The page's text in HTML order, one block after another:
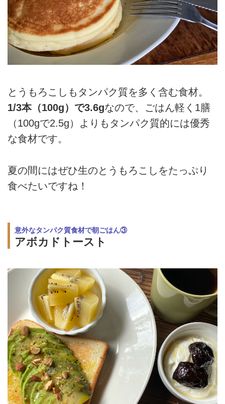
とうもろこしもタンパク質を多く含む食材。
1/3本（100g）で3.6gなので、ごはん軽く1膳
（100gで2.5g）よりもタンパク質的には優秀
な食材です。
夏の間にはぜひ生のとうもろこしをたっぷり
食べたいですね！
意外なタンパク質食材で朝ごはん③
アボカドトースト